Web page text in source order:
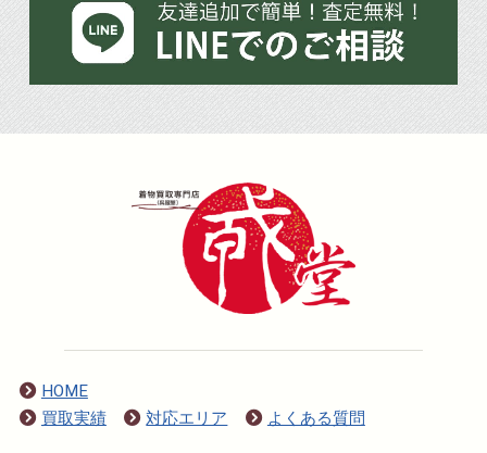
HOME
買取実績
対応エリア よくある質問